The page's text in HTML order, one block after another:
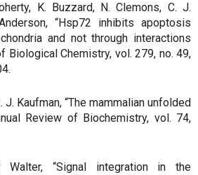
K. Buzzard, N. Clemons, C. J.
“Hsp72 inhibits apoptosis
and not through interactions
Biological Chemistry, vol. 279, no. 49,
J. Kaufman, “The mammalian unfolded
Review of Biochemistry, vol. 74,
“Signal integration in the